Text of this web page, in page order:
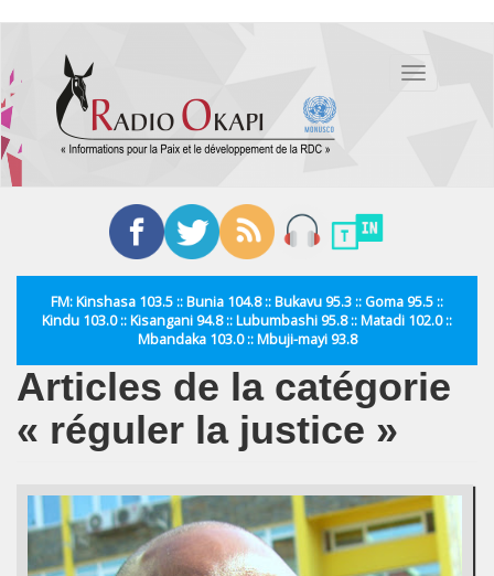
contenu
principal
Toggle
FM: Kinshasa 103.5 :: Bunia 104.8 :: Bukavu 95.3 :: Goma 95.5 ::
Kindu 103.0 :: Kisangani 94.8 :: Lubumbashi 95.8 :: Matadi 102.0 ::
Mbandaka 103.0 :: Mbuji-mayi 93.8
Articles de la catégorie
« réguler la justice »